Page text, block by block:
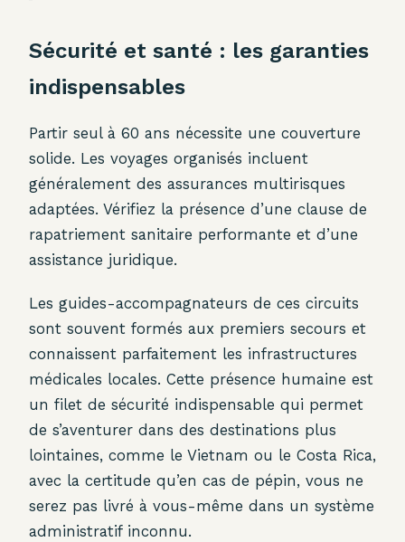
Sécurité et santé : les garanties
indispensables
Partir seul à 60 ans nécessite une couverture
solide. Les voyages organisés incluent
généralement des assurances multirisques
adaptées. Vérifiez la présence d’une clause de
rapatriement sanitaire performante et d’une
assistance juridique.
Les guides-accompagnateurs de ces circuits
sont souvent formés aux premiers secours et
connaissent parfaitement les infrastructures
médicales locales. Cette présence humaine est
un filet de sécurité indispensable qui permet
de s’aventurer dans des destinations plus
lointaines, comme le Vietnam ou le Costa Rica,
avec la certitude qu’en cas de pépin, vous ne
serez pas livré à vous-même dans un système
administratif inconnu.